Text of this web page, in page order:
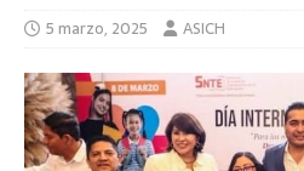
5 marzo, 2025 ASICH